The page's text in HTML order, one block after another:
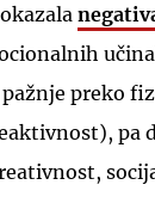
preko
pa